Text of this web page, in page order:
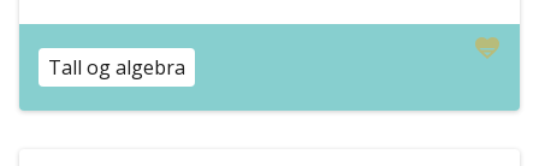
Tall og algebra